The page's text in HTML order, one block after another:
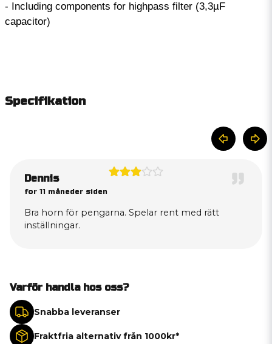
- Including components for highpass filter (3,3µF
capacitor)
Specifikation
Dennis
for 11 måneder siden
Bra horn för pengarna. Spelar rent med rätt
inställningar.
Varför handla hos oss?
Snabba leveranser
Fraktfria alternativ från 1000kr*